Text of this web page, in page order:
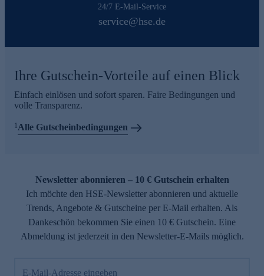
24/7 E-Mail-Service
service@hse.de
Ihre Gutschein-Vorteile auf einen Blick
Einfach einlösen und sofort sparen. Faire Bedingungen und
volle Transparenz.
1 Alle Gutscheinbedingungen
Newsletter abonnieren – 10 € Gutschein erhalten
Ich möchte den HSE-Newsletter abonnieren und aktuelle
Trends, Angebote & Gutscheine per E-Mail erhalten. Als
Dankeschön bekommen Sie einen 10 € Gutschein. Eine
Abmeldung ist jederzeit in den Newsletter-E-Mails möglich.
E-Mail-Adresse eingeben